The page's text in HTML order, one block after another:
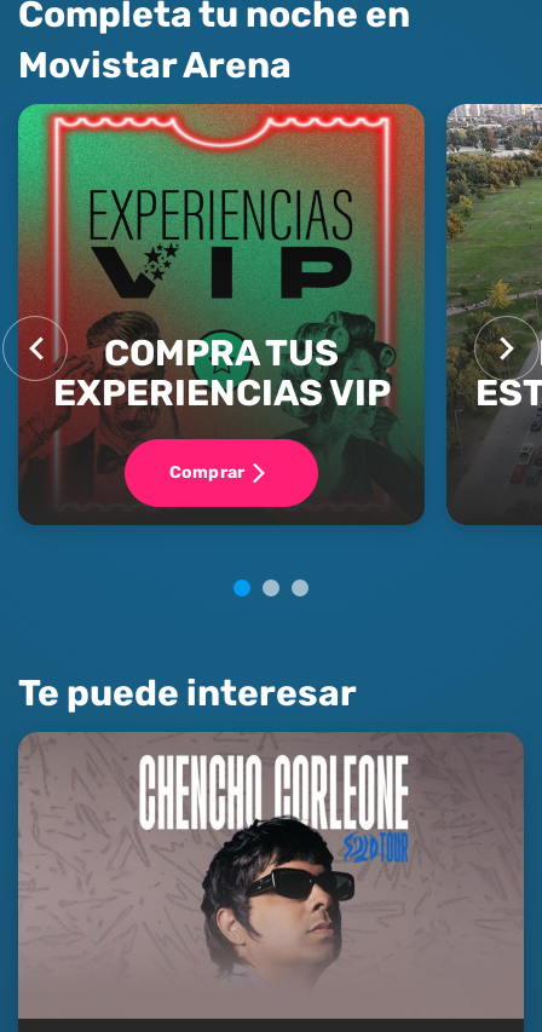
Completa tu noche en
Movistar Arena
COMPRA TUS
EXPERIENCIAS VIP
Comprar
Te puede interesar